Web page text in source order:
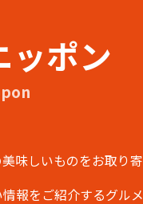
ッポン
味しいものをお取り
報をご紹介するグル